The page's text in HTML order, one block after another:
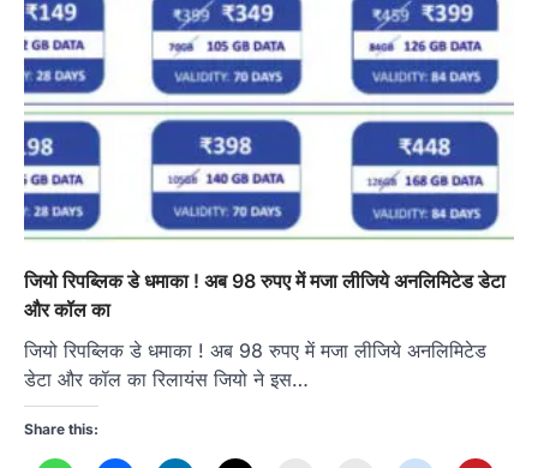
जियो रिपब्लिक डे धमाका ! अब 98 रुपए में मजा लीजिये अनलिमिटेड डेटा
और कॉल का
जियो रिपब्लिक डे धमाका ! अब 98 रुपए में मजा लीजिये अनलिमिटेड
डेटा और कॉल का रिलायंस जियो ने इस…
Share this: